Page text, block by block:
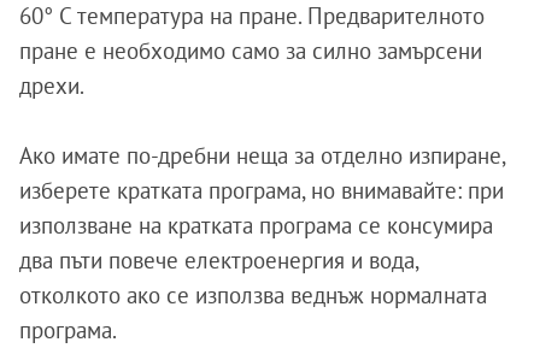
60° C температура на пране. Предварителното
пране е необходимо само за силно замърсени
дрехи.
Ако имате по-дребни неща за отделно изпиране,
изберете кратката програма, но внимавайте: при
използване на кратката програма се консумира
два пъти повече електроенергия и вода,
отколкото ако се използва веднъж нормалната
програма.